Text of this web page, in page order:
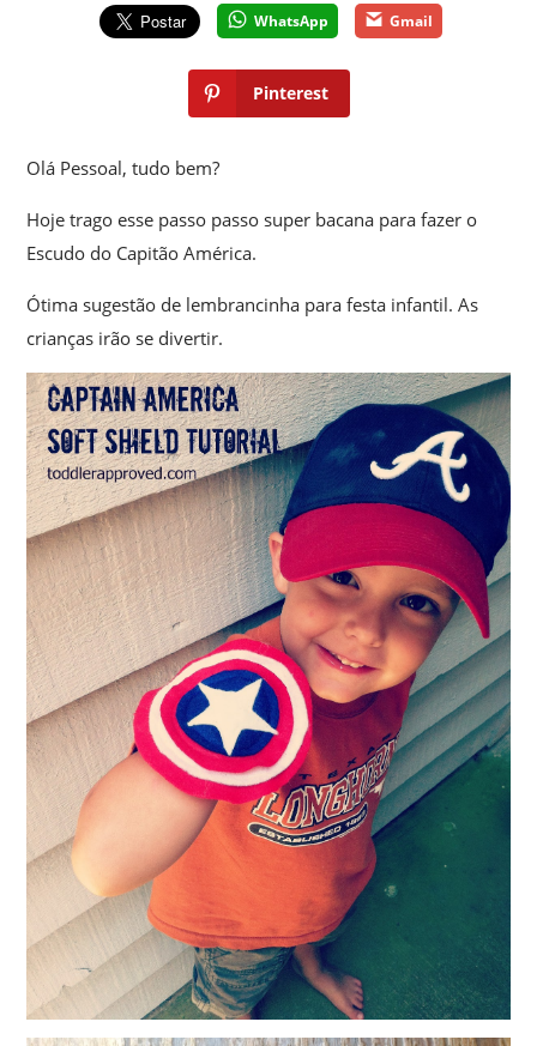
WhatsApp Gmail
Pinterest
Olá Pessoal, tudo bem?
Hoje trago esse passo passo super bacana para fazer o
Escudo do Capitão América.
Ótima sugestão de lembrancinha para festa infantil. As
crianças irão se divertir.